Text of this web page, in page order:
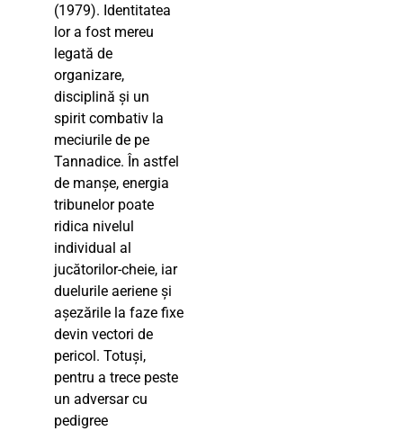
(1979). Identitatea
lor a fost mereu
legată de
organizare,
disciplină și un
spirit combativ la
meciurile de pe
Tannadice. În astfel
de manșe, energia
tribunelor poate
ridica nivelul
individual al
jucătorilor-cheie, iar
duelurile aeriene și
așezările la faze fixe
devin vectori de
pericol. Totuși,
pentru a trece peste
un adversar cu
pedigree